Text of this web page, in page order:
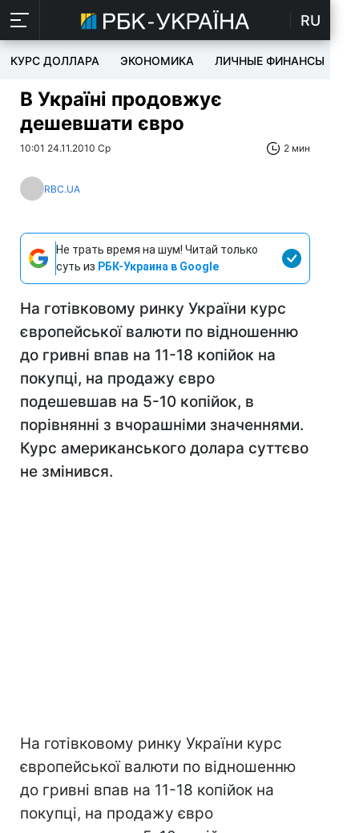
RU
КУРС ДОЛЛАРА ЭКОНОМИКА ЛИЧНЫЕ ФИНАНСЫ
В Україні продовжує
дешевшати євро
10:01 24.11.2010 Ср 2 мин
RBC.UA
Не трать время на шум! Читай только
суть из РБК-Украина в Google
На готівковому ринку України курс
європейської валюти по відношенню
до гривні впав на 11-18 копійок на
покупці, на продажу євро
подешевшав на 5-10 копійок, в
порівнянні з вчорашніми значеннями.
Курс американського долара суттєво
не змінився.
На готівковому ринку України курс
європейської валюти по відношенню
до гривні впав на 11-18 копійок на
покупці, на продажу євро